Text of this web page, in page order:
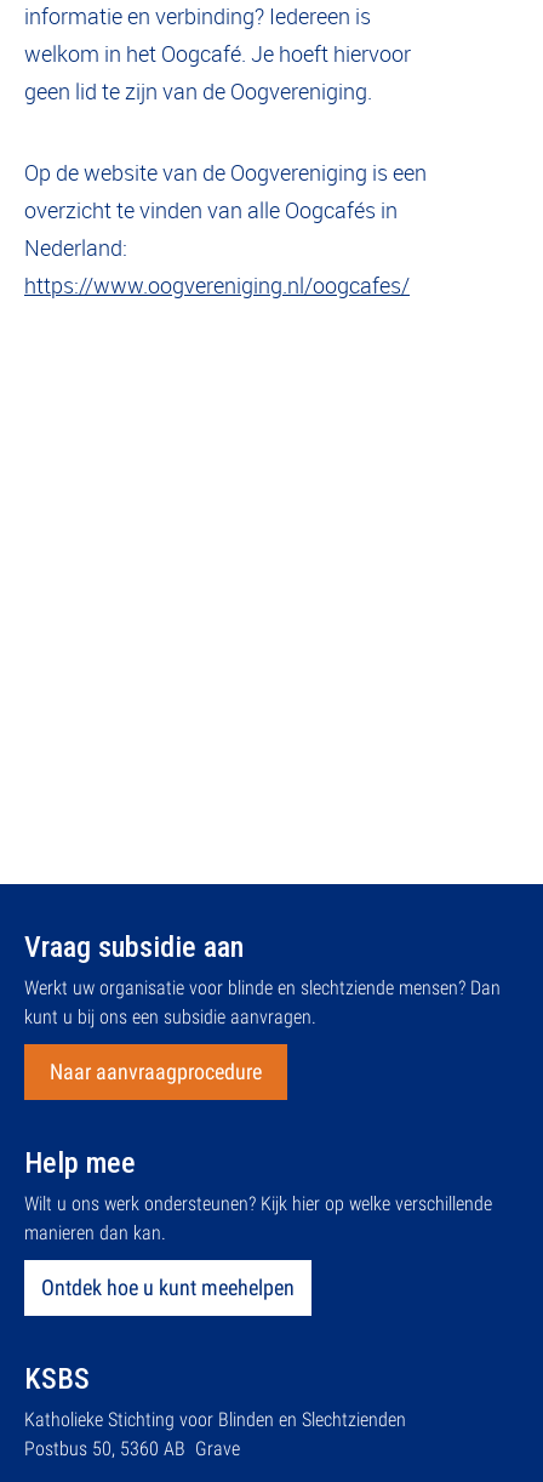
informatie en verbinding? Iedereen is
welkom in het Oogcafé. Je hoeft hiervoor
geen lid te zijn van de Oogvereniging.
Op de website van de Oogvereniging is een
overzicht te vinden van alle Oogcafés in
Nederland:
https://www.oogvereniging.nl/oogcafes/
Vraag subsidie aan
Werkt uw organisatie voor blinde en slechtziende mensen? Dan
kunt u bij ons een subsidie aanvragen.
Naar aanvraagprocedure
Help mee
Wilt u ons werk ondersteunen? Kijk hier op welke verschillende
manieren dan kan.
Ontdek hoe u kunt meehelpen
KSBS
Katholieke Stichting voor Blinden en Slechtzienden
Postbus 50, 5360 AB Grave